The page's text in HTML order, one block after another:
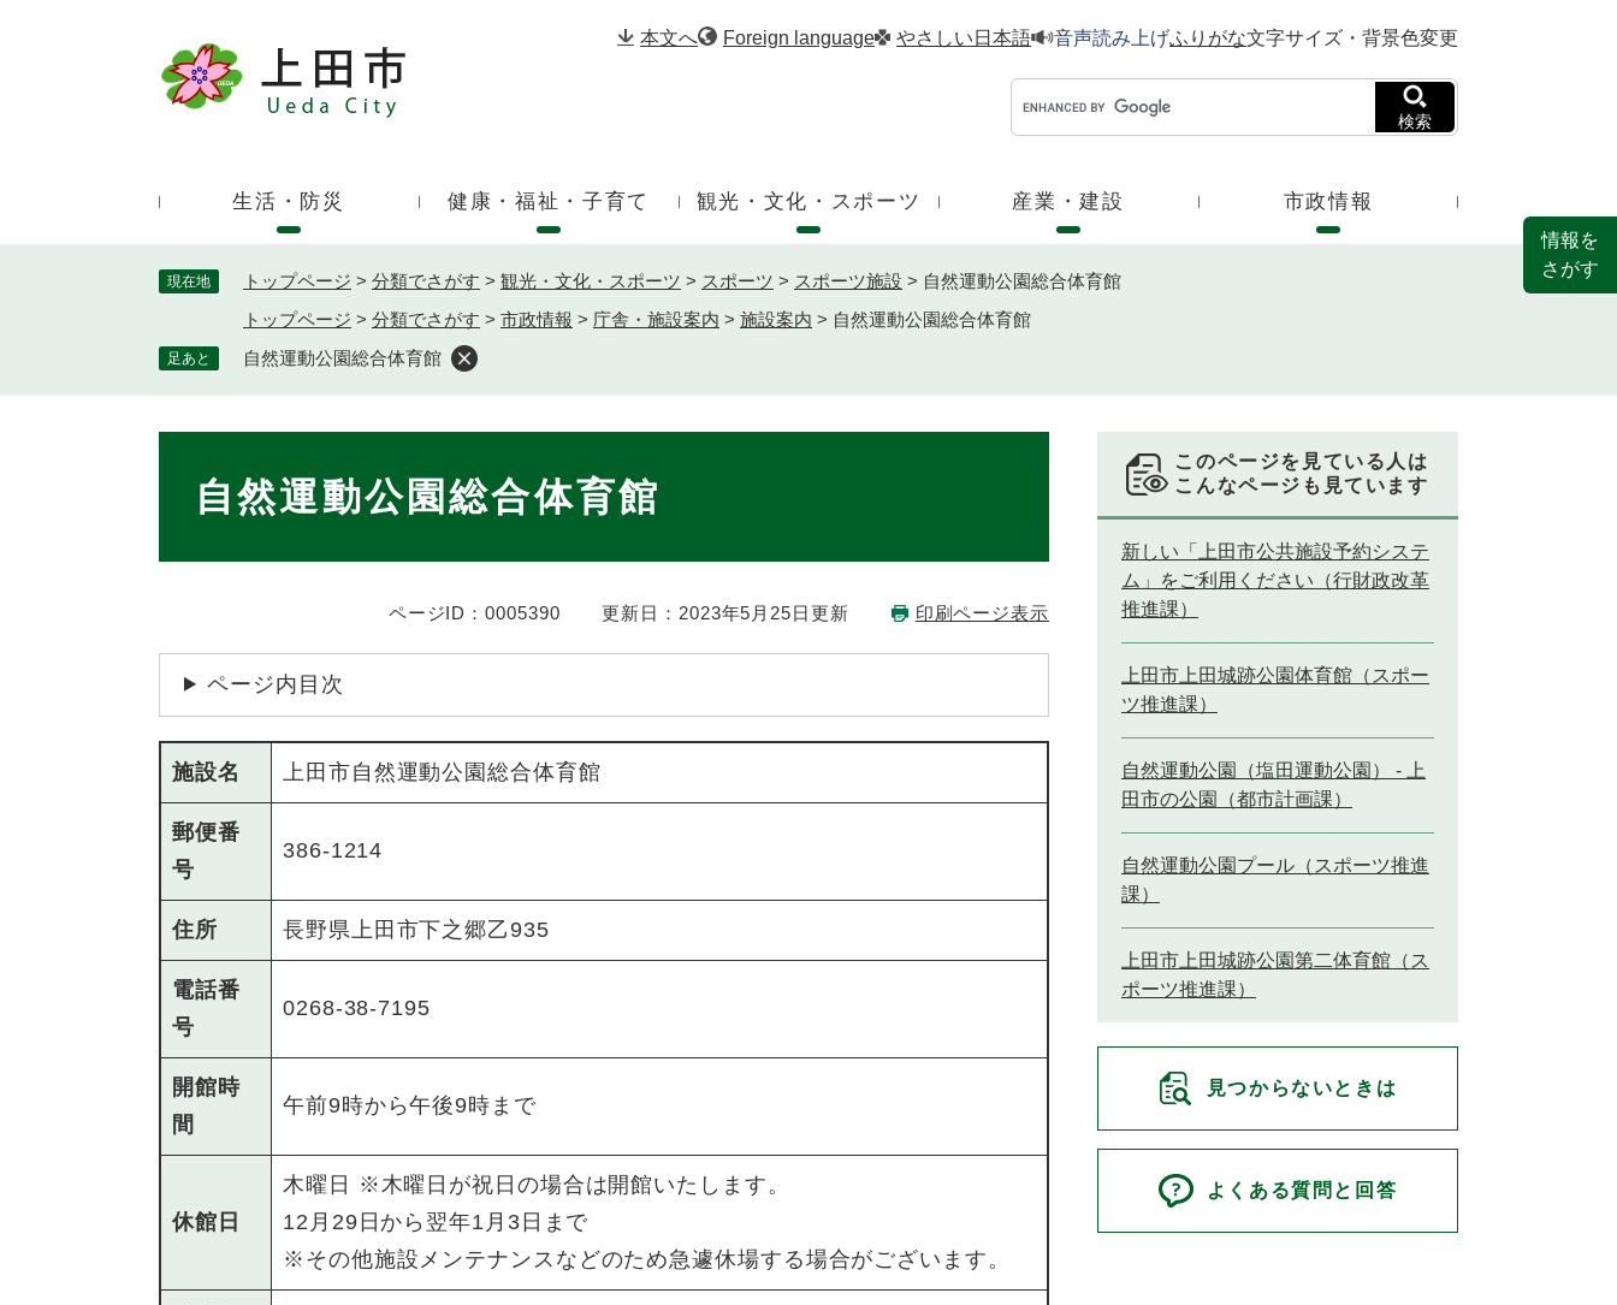
。
本文へ Foreign language やさしい日本語 音声読み上げふりがな文字サイズ・背景色変更
ド
検索
生活・防災 健康・福祉・子育て 観光・文化・スポーツ 産業・建設 市政情報
現在地 トップページ > 分類でさがす > 観光・文化・スポーツ > スポーツ > スポーツ施設 > 自然運動公園総合体育館
トップページ > 分類でさがす > 市政情報 > 庁舎・施設案内 > 施設案内 > 自然運動公園総合体育館
足あと 自然運動公園総合体育館
自然運動公園総合体育館
ページID：0005390 更新日：2023年5月25日更新 印刷ページ表示
ページ内目次
施設名 上田市自然運動公園総合体育館
郵便番
号
386-1214
住所 長野県上田市下之郷乙935
電話番
号
0268-38-7195
開館時
間
午前9時から午後9時まで
休館日
木曜日 ※木曜日が祝日の場合は開館いたします。
12月29日から翌年1月3日まで
※その他施設メンテナンスなどのため急遽休場する場合がございます。
このページを見ている人は
こんなページも見ています
新しい「上田市公共施設予約システ
ム」をご利用ください（行財政改革
推進課）
上田市上田城跡公園体育館（スポー
ツ推進課）
自然運動公園（塩田運動公園） - 上
田市の公園（都市計画課）
自然運動公園プール（スポーツ推進
課）
上田市上田城跡公園第二体育館（ス
ポーツ推進課）
見つからないときは
よくある質問と回答
情報を
さがす